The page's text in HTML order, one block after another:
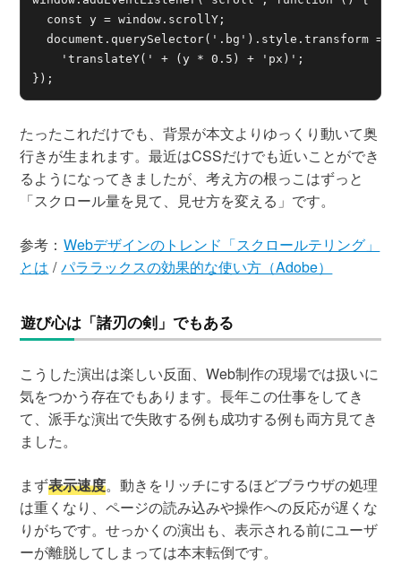
  const y = window.scrollY;
  document.querySelector('.bg').style.transform =
    'translateY(' + (y * 0.5) + 'px)';
});
たったこれだけでも、背景が本文よりゆっくり動いて奥
行きが生まれます。最近はCSSだけでも近いことができ
るようになってきましたが、考え方の根っこはずっと
「スクロール量を見て、見せ方を変える」です。
参考： Webデザインのトレンド「スクロールテリング」
とは /パララックスの効果的な使い方（Adobe）
遊び心は「諸刃の剣」でもある
こうした演出は楽しい反面、Web制作の現場では扱いに
気をつかう存在でもあります。長年この仕事をしてき
て、派手な演出で失敗する例も成功する例も両方見てき
ました。
まず表示速度。動きをリッチにするほどブラウザの処理
は重くなり、ページの読み込みや操作への反応が遅くな
りがちです。せっかくの演出も、表示される前にユーザ
ーが離脱してしまっては本末転倒です。